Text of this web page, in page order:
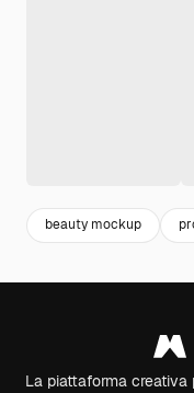
beauty mockup
La piattaforma